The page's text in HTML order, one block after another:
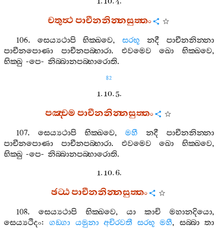
චතුත්‍ථපාචීනනින‍්නසුත‍්තං
106. සෙය්‍යථාපි භික‍්ඛවෙ,සරභූ නදී
පාචීනනින‍්නා
පාචීනපොණා
පාචීනපබ‍්භාරා. එවමෙව ඛො භික‍්ඛවෙ,
භික‍්ඛු -පෙ- නිබ‍්බානපබ‍්භාරොති.
82
1. 10. 5.
පඤ‍්චමපාචීනනින‍්නසුත‍්තං
107. සෙය්‍යථාපි භික‍්ඛවෙ, මහී නදී
පාචීනනින‍්නා
පාචීනපොණා
පාචීනපබ‍්භාරා. එවමෙව ඛො භික‍්ඛවෙ,
භික‍්ඛු -පෙ- නිබ‍්බානපබ‍්භාරොති.
1. 10. 6.
ඡට‍්ඨපාචීනනින‍්නසුත‍්තං
108. සෙය්‍යථාපි භික‍්ඛවෙ, යා කාචි මහානදියො,
සෙය්‍යථිදං:ගඞ‍්ගා යමුනා අචිරවතී සරභූ මහී, සබ‍්බා තා